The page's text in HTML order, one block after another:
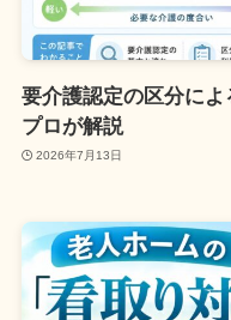
要介護認定の区分に
プロが解説
2026年7月13日